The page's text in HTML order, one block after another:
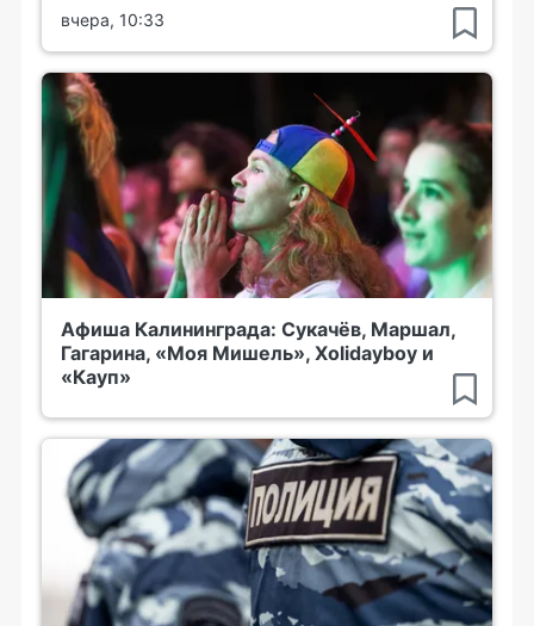
вчера, 10:33
Афиша Калининграда: Сукачёв, Маршал,
Гагарина, «Моя Мишель», Xolidayboy и
«Кауп»